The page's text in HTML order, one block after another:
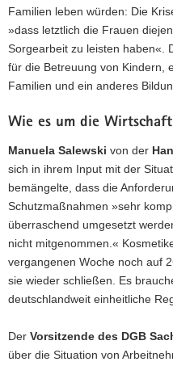
Familien leben würden: Die
»dass letztlich die Frauen
Sorgearbeit zu leisten haben«.
für die Betreuung von Kindern,
Familien und ein anderes
Wie es um die
Manuela Salewski von der
sich in ihrem Input mit der
bemängelte, dass die
Schutzmaßnahmen »sehr
überraschend umgesetzt
nicht mitgenommen.«
vergangenen Woche noch auf
sie wieder schließen. Es
deutschlandweit einheitliche
Der Vorsitzende des DGB
über die Situation von